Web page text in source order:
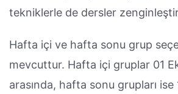
tekniklerle de dersler
Hafta içi ve hafta sonu grup
mevcuttur. Hafta içi gruplar 01
arasında, hafta sonu grupları